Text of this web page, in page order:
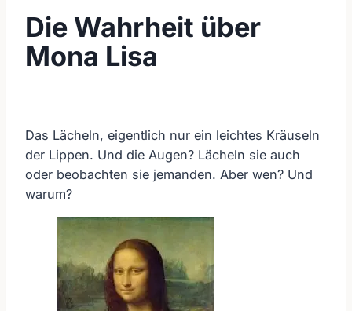
Die Wahrheit über
Mona Lisa
Das Lächeln, eigentlich nur ein leichtes Kräuseln
der Lippen. Und die Augen? Lächeln sie auch
oder beobachten sie jemanden. Aber wen? Und
warum?